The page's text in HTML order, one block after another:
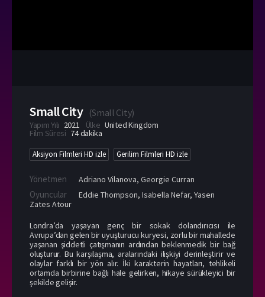
Small City (Small City)
Yapım Yılı 2021 Ülke United Kingdom
Film Süresi 74 dakika
Aksiyon Filmleri HD izle Gerilim Filmleri HD izle
Yönetmen Adriano Vilanova, Georgie Curran
Oyuncular Eddie Thompson, Isabella Nefar, Yasen
Zates Atour
Londra’da yaşayan genç bir sokak dolandırıcısı ile
Avrupa’dan gelen bir uyuşturucu kuryesi, zorlu bir mahallede
yaşanan şiddetli çatışmanın ardından beklenmedik bir bağ
oluşturur. Bu karşılaşma, aralarındaki ilişkiyi derinleştirir ve
olaylar farklı bir yön alır. İki karakterin hayatları, tehlikeli
ortamda birbirine bağlı hale gelirken, hikaye sürükleyici bir
şekilde gelişir.